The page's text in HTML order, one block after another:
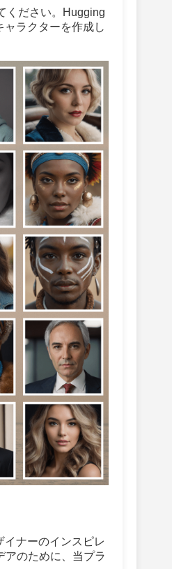
ください。Hugging
ラクターを作成し
ナーのインスピレ
アのために、当プラ